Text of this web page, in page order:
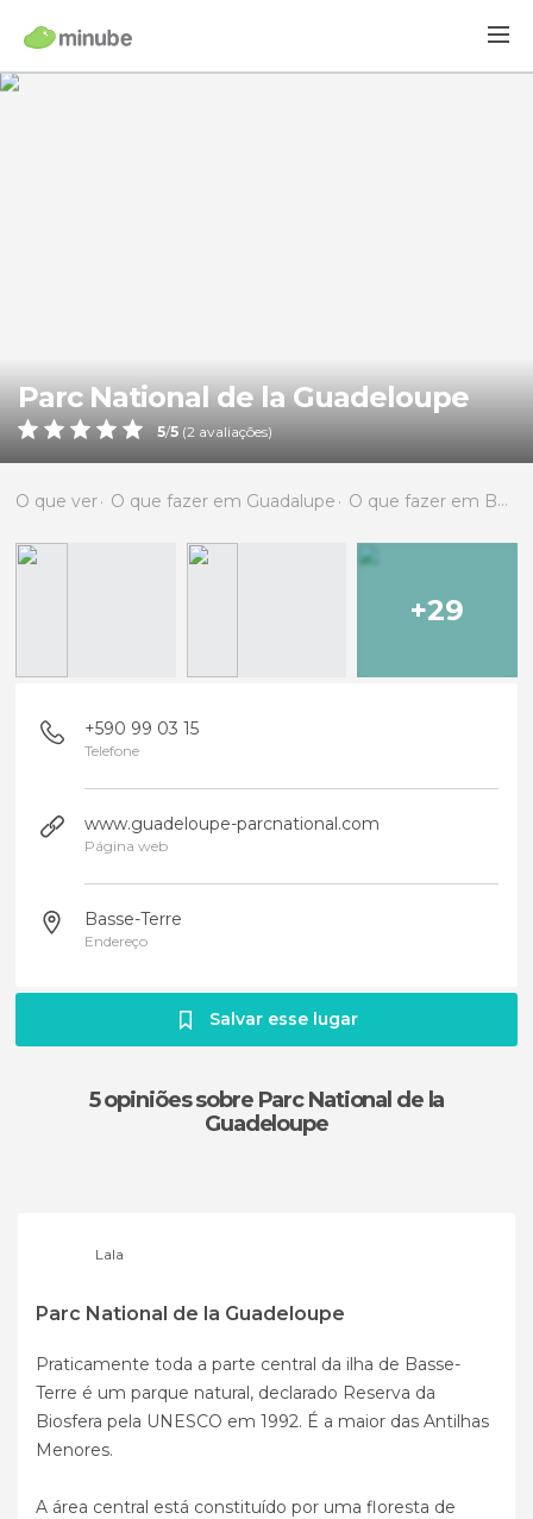
Parc National de la Guadeloupe
5/5 (2 avaliações)
O que ver O que fazer em Guadalupe O que fazer em Basse-Terre
+29
+590 99 03 15
Telefone
www.guadeloupe-parcnational.com
Página web
Basse-Terre
Endereço
Salvar esse lugar
5 opiniõessobre Parc National de la
Guadeloupe
Lala
Parc National de la Guadeloupe
Praticamente toda a parte central da ilha de Basse-
Terre é um parque natural, declarado Reserva da
Biosfera pela UNESCO em 1992. É a maior das Antilhas
Menores.
A área central está constituído por uma floresta de